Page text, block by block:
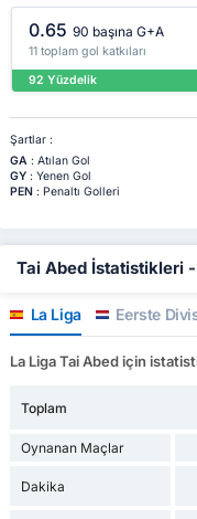
0.65 90 başına G+A
11 toplam gol katkıları
92 Yüzdelik
Şartlar :
GA: Atılan Gol
GY: Yenen Gol
PEN: Penaltı Golleri
Tai Abed İstatistikleri -
La Liga Eerste
La Liga Tai Abed için
Toplam
Oynanan Maçlar
Dakika